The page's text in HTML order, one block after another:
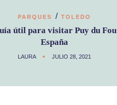
PARQUES / TOLEDO
útil para visitar Puy du Fou
España
LAURA JULIO 28, 2021